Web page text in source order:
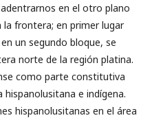
en el otro plano
la frontera; en primer lugar
un segundo bloque, se
norte de la región platina.
como parte constitutiva
e indígena.
hispanolusitanas en el área